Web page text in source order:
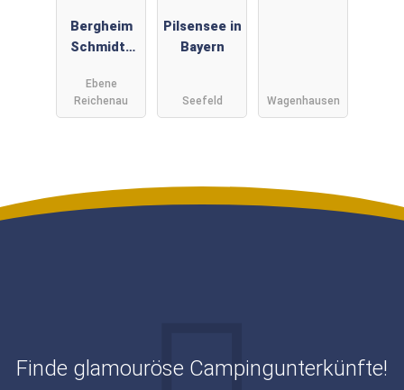
Bergheim
Schmidts
und
Stellplätze
Ebene
Reichenau
Pilsensee in
Bayern
Seefeld Wagenhausen
Finde glamouröse Campingunterkünfte!